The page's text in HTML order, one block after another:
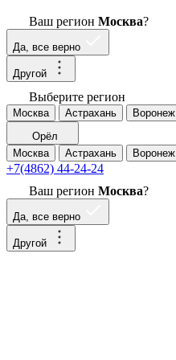
Ваш регион Москва?
Да, все верно
Другой
Выберите регион
Москва Астрахань Воронеж
Орёл
Москва
Астрахань Воронеж
+7(4862) 44-24-24
Ваш регион Москва?
Да, все верно
Другой